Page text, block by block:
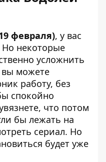
февраля), у вас
Но некоторые
усложнить
можете
работу, без
спокойно
что потом
бы лежать на
сериал. Но
будет уже